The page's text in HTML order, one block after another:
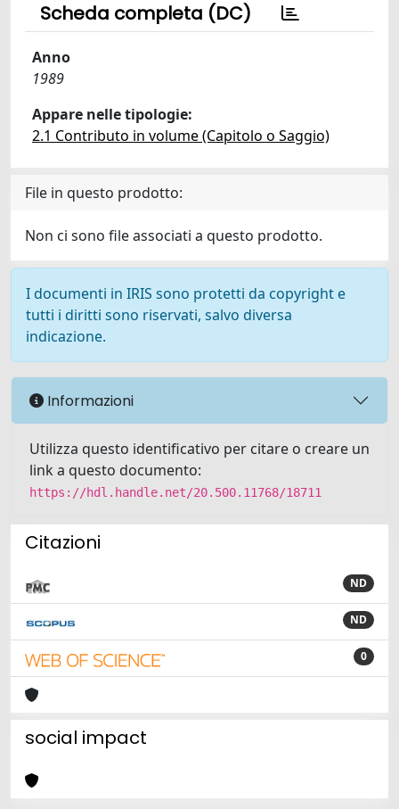
Scheda completa (DC)
Anno
1989
Appare nelle tipologie:
2.1 Contributo in volume (Capitolo o Saggio)
File in questo prodotto:
Non ci sono file associati a questo prodotto.
I documenti in IRIS sono protetti da copyright e
tutti i diritti sono riservati, salvo diversa
indicazione.
Informazioni
Utilizza questo identificativo per citare o creare un
link a questo documento:
https://hdl.handle.net/20.500.11768/18711
Citazioni
ND
ND
0
social impact